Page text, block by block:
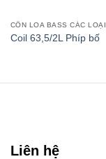
CÔN LOA BASS CÁC LOẠI
Coil 63,5/2L Phíp bố
Liên hệ